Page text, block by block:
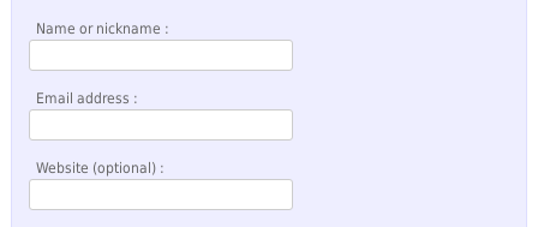
Name or nickname :
Email address :
Website (optional) :